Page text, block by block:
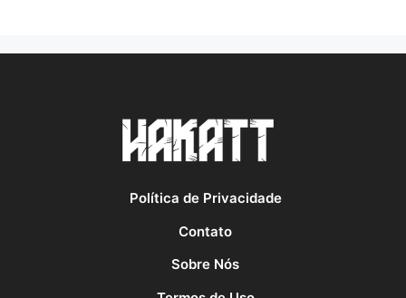
Política de Privacidade
Contato
Sobre Nós